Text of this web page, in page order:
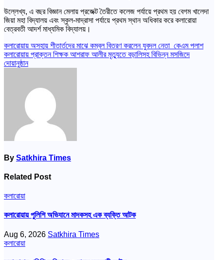
উল্লেখ্য, এ বছর বিজ্ঞান মেলায় প্রজেক্ট তৈরীতে কলেজ পর্যায়ে প্রথম হয় বেগম খালেদা
জিয়া মহা বিদ্যালয় এবং স্কুল-মাদ্রাসা পর্যায়ে প্রথম স্থান অধিকার করে কলারোয়া
বেত্রবতী আদর্শ মাধ্যমিক বিদ্যালয়।
Post
navigation
কলারোয়ায় অসহায় শীতার্তদের মাঝে কম্বল বিতরণ করলেন যুবদল নেতা কেএম পলাশ
কলারোয়ায় প্রাক্তন শিক্ষক আশরাফ আলীর মৃত্যুতে বড়ালিসহ বিভিন্ন মসজিদে
দোয়ানুষ্ঠান
By Satkhira Times
Related Post
কলারোয়া
কলারোয়ায় পুলিশি অভিযানে মাদকসহ এক ব্যক্তি আটক
Aug 6, 2026 Satkhira Times
কলারোয়া